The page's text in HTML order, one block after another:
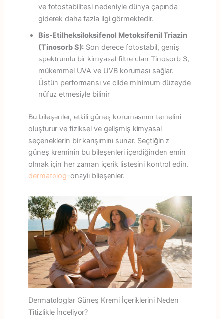
ve fotostabilitesi nedeniyle dünya çapında
giderek daha fazla ilgi görmektedir.
Bis-Etilheksiloksifenol Metoksifenil Triazin
(Tinosorb S):Son derece fotostabil, geniş
spektrumlu bir kimyasal filtre olan Tinosorb S,
mükemmel UVA ve UVB koruması sağlar.
Üstün performansı ve cilde minimum düzeyde
nüfuz etmesiyle bilinir.
Bu bileşenler, etkili güneş korumasının temelini
oluşturur ve fiziksel ve gelişmiş kimyasal
seçeneklerin bir karışımını sunar. Seçtiğiniz
güneş kreminin bu bileşenleri içerdiğinden emin
olmak için her zaman içerik listesini kontrol edin.
dermatolog-onaylı bileşenler.
Dermatologlar Güneş Kremi İçeriklerini Neden
Titizlikle İnceliyor?